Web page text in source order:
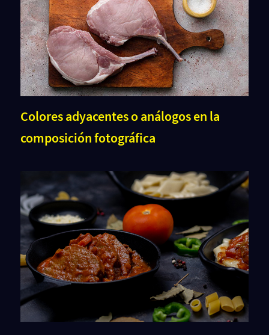
Colores adyacentes o análogos en la
composición fotográfica